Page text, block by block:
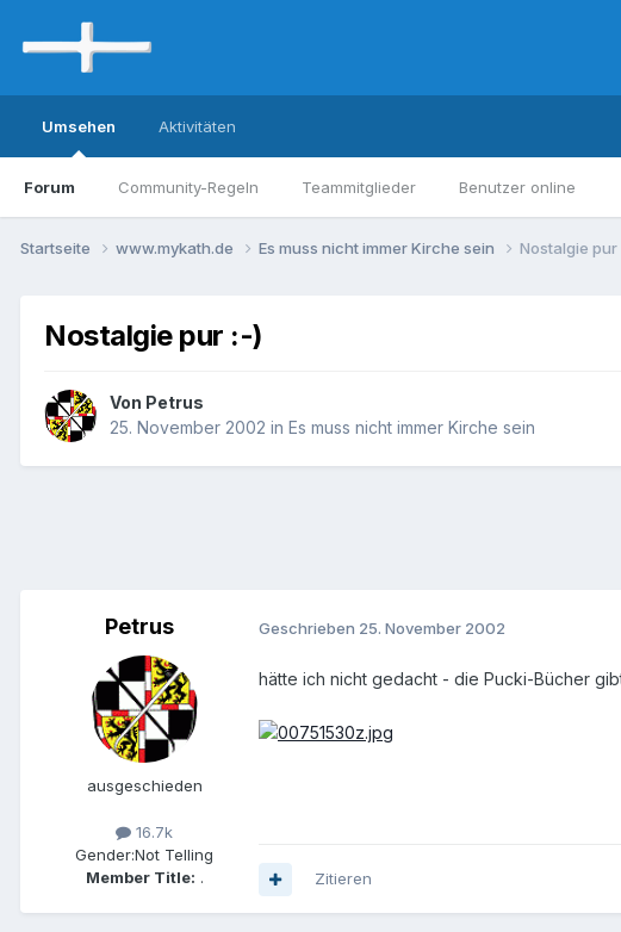
Umsehen
Forum Community-Regeln Teammitglieder Benutzer online
Aktivitäten
Startseite www.mykath.de Es muss nicht immer Kirche sein Nostalgie pur
Nostalgie pur :-)
Von Petrus
25. November 2002 in Es muss nicht immer Kirche sein
Petrus
ausgeschieden
16.7k
Gender:Not Telling
Member Title: .
Geschrieben 25. November 2002
hätte ich nicht gedacht - die Pucki-Bücher
Zitieren